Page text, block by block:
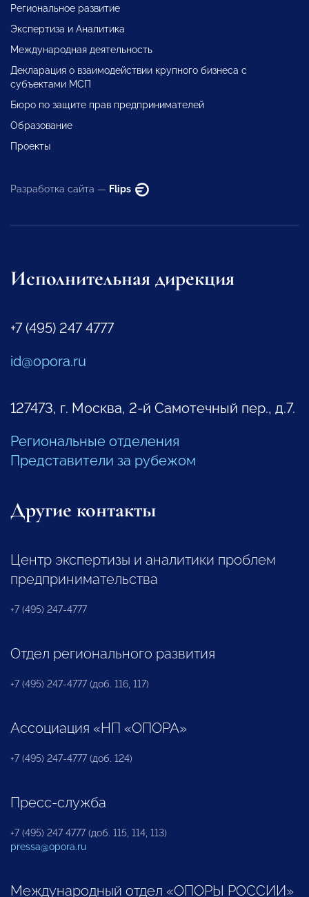
Региональное развитие
Экспертиза и Аналитика
Международная деятельность
Декларация о взаимодействии крупного бизнеса с
субъектами МСП
Бюро по защите прав предпринимателей
Образование
Проекты
Разработка сайта — Flips
Исполнительная дирекция
+7 (495) 247 4777
id@opora.ru
127473, г. Москва, 2-й Самотечный пер., д.7.
Региональные отделения
Представители за рубежом
Другие контакты
Центр экспертизы и аналитики проблем
предпринимательства
+7 (495) 247-4777
Отдел регионального развития
+7 (495) 247-4777 (доб. 116, 117)
Ассоциация «НП «ОПОРА»
+7 (495) 247-4777 (доб. 124)
Пресс-служба
+7 (495) 247 4777 (доб. 115, 114, 113)
pressa@opora.ru
Международный отдел «ОПОРЫ РОССИИ»